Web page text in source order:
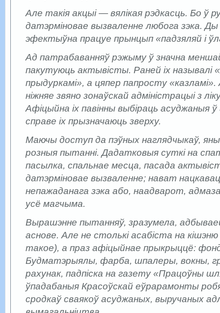
Але такія акцыі — вялікая рэдкасць. Бо ў
датэрміновае вызваленне любога зэка. Ды
эфектыўна працуе прынцып «падзяляй і
Ад патрабаванняў рэжыму ў значна
пакутуюць актывісты. Раней іх называлі
прыдуркамі», а цяпер папросту
ніжняе звяно зонаўскай адміністрацыі з
Афіцыйна іх павінны выбіраць асуджаныя
справе іх прызначаюць зверху.
Маючы доступ да пэўных наглядчыкаў,
розныя пытанні. Дадатковыя суткі на
пасылка, спальнае месца, пасада
датэрміновае вызваленне; нават
непажаданага зэка або, наадварот,
усё магчыма.
Вырашэнне пытанняў, зразумела,
аснове. Але не столькі асабіста на кішэню
такое), а праз афіцыйнае прыкрыццё: фонд
Будматэрыялы, фарба, шпалеры, вокны,
рахунак, падпіска на газету «Працоўны
ўпадабаныя Красоўскай еўрарамонты
сродкаў сваякоў асуджаных, выручаных